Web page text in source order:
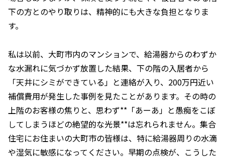
下の方とのやり取りは、精神的にも大きな負担となりま
す。
私は以前、大町市内のマンションで、給湯器からのわずか
な水漏れに気づかず放置した結果、下の階の入居者から
「天井にシミができている」と連絡が入り、200万円近い
補償費用が発生した事例を見たことがあります。その時の
上階のお客様の焦りと、思わず**「あーあ」と愚痴をこぼ
してしまうほどの絶望的な光景**は忘れられません。集合
住宅にお住まいの大町市の皆様は、特に給湯器周りの水滴
や湿気に敏感になってください。早期の点検が、こうした